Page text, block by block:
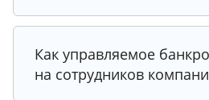
Совет от эксперта
Рекомендация от
Рекомендация от
Как управляемое
на сотрудников